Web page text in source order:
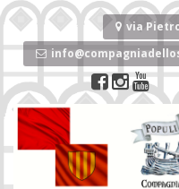
Vai
al
contenuto
via